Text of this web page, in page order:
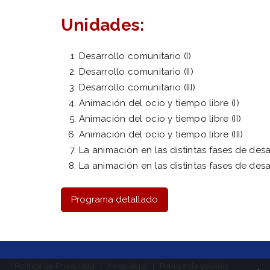
Unidades:
Desarrollo comunitario (I)
Desarrollo comunitario (II)
Desarrollo comunitario (III)
Animación del ocio y tiempo libre (I)
Animación del ocio y tiempo libre (II)
Animación del ocio y tiempo libre (III)
La animación en las distintas fases de
La animación en las distintas fases de
Programa detallado